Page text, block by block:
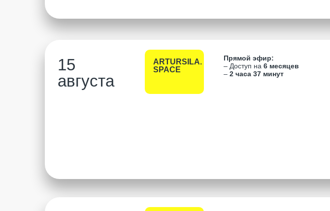
Прямой эфир:
– Доступ на 6 месяцев
– 2 часа 37 минут
15
августа
ARTURSILA.
SPACE